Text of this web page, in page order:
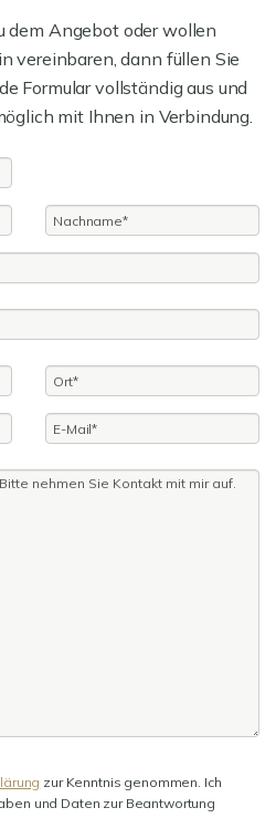
dem Angebot oder wollen
vereinbaren, dann füllen Sie
Formular vollständig aus und
mit Ihnen in Verbindung.
zur Kenntnis genommen. Ich
und Daten zur Beantwortung